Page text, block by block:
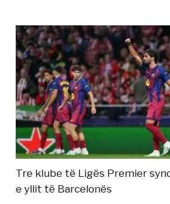
Tre klube të Ligës Premier
e yllit të Barcelonës